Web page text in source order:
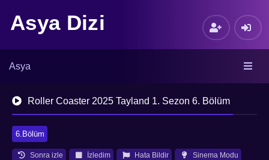
Asya Dizi
Asya
Roller Coaster 2025 Tayland 1. Sezon 6. Bölüm
6.Bölüm
Sonra izle İzledim Hata Bildir Sinema Modu